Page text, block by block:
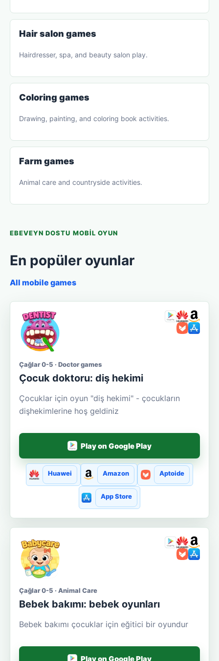
Hair salon games
Hairdresser, spa, and beauty salon play.
Coloring games
Drawing, painting, and coloring book activities.
Farm games
Animal care and countryside activities.
EBEVEYN DOSTU MOBIL OYUN
En popüler oyunlar
All mobile games
Çağlar 0-5 · Doctor games
Çocuk doktoru: diş hekimi
Çocuklar için oyun "diş hekimi" - çocukların
dişhekimlerine hoş geldiniz
Play on Google Play
Huawei Amazon Aptoide
App Store
Çağlar 0-5 · Animal Care
Bebek bakımı: bebek oyunları
Bebek bakımı çocuklar için eğitici bir oyundur
Play on Google Play